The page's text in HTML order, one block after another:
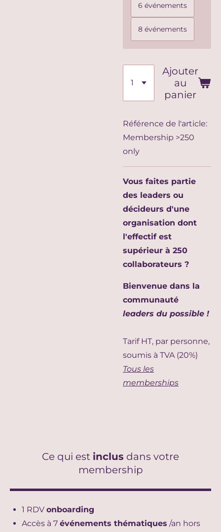
6 événements
8 événements
Ajouter
au
panier
Référence de l'article:
Membership >250
only
Vous faites partie
des leaders ou
décideurs d'une
organisation dont
l'effectif est
supérieur à 250
collaborateurs ?
Bienvenue dans la
communauté
leaders du possible !
Tarif HT, par personne,
soumis à TVA (20%)
Tous les
memberships
Ce qui est inclus dans votre
membership
1 RDV onboarding
Accès à 7 événements thématiques /an hors